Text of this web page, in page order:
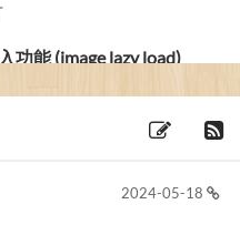
功能 (image lazy load)
2024-05-18